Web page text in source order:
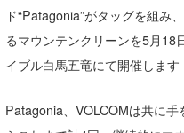
ド“Patagonia”がタッグを組み
るマウンテンクリーンを5月18
イブル白馬五竜にて開催します
Patagonia、VOLCOMは共に手